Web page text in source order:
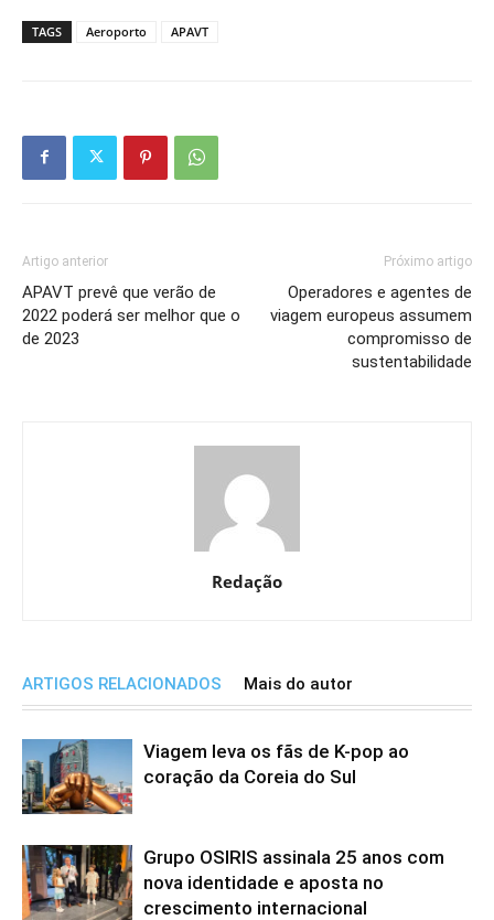
TAGS Aeroporto APAVT
Artigo anterior
APAVT prevê que verão de
2022 poderá ser melhor que o
de 2023
Próximo artigo
Operadores e agentes de
viagem europeus assumem
compromisso de
sustentabilidade
Redação
ARTIGOS RELACIONADOS Mais do autor
Viagem leva os fãs de K-pop ao
coração da Coreia do Sul
Grupo OSIRIS assinala 25 anos com
nova identidade e aposta no
crescimento internacional